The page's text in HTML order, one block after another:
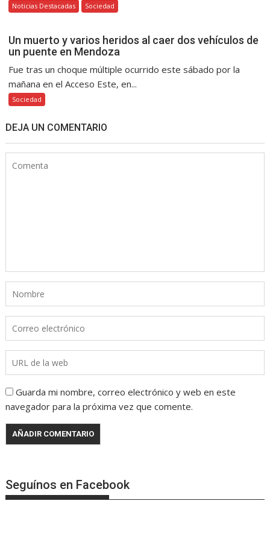
Noticias Destacadas Sociedad
Un muerto y varios heridos al caer dos vehículos de
un puente en Mendoza
Fue tras un choque múltiple ocurrido este sábado por la
mañana en el Acceso Este, en...
Sociedad
DEJA UN COMENTARIO
Guarda mi nombre, correo electrónico y web en este
navegador para la próxima vez que comente.
Seguínos en Facebook